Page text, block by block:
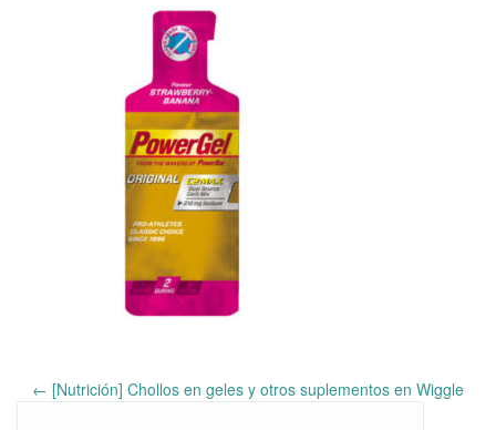
Post
← [Nutrición] Chollos en geles y otros suplementos en Wiggle